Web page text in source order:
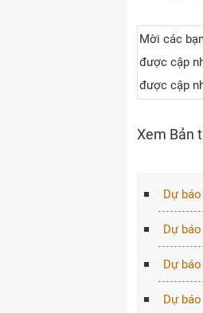
Mời các
được cập
được cập
Xem Bản
Dự
Dự
Dự
Dự